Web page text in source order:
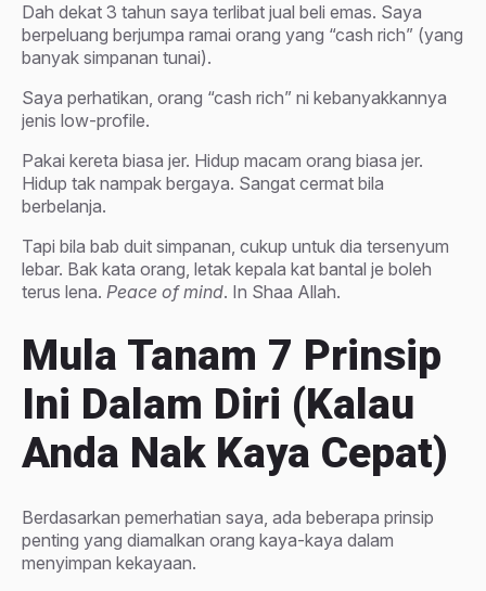
Dah dekat 3 tahun saya terlibat jual beli emas. Saya
berpeluang berjumpa ramai orang yang “cash rich” (yang
banyak simpanan tunai).
Saya perhatikan, orang “cash rich” ni kebanyakkannya
jenis low-profile.
Pakai kereta biasa jer. Hidup macam orang biasa jer.
Hidup tak nampak bergaya. Sangat cermat bila
berbelanja.
Tapi bila bab duit simpanan, cukup untuk dia tersenyum
lebar. Bak kata orang, letak kepala kat bantal je boleh
terus lena. Peace of mind. In Shaa Allah.
Mula Tanam 7 Prinsip
Ini Dalam Diri (kalau
Anda Nak Kaya Cepat)
Berdasarkan pemerhatian saya, ada beberapa prinsip
penting yang diamalkan orang kaya-kaya dalam
menyimpan kekayaan.